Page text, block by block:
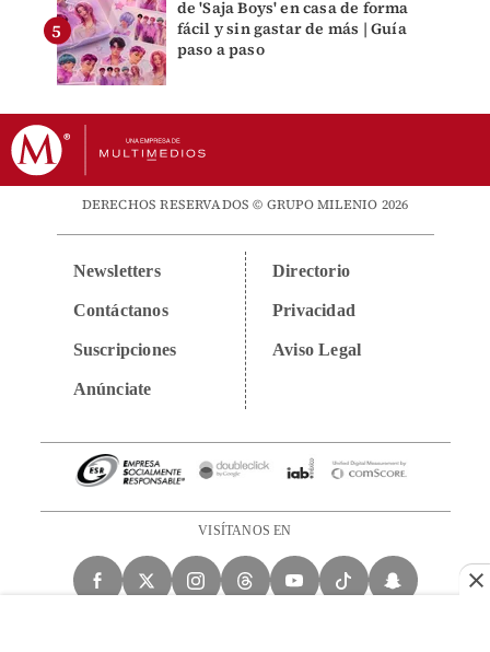
de 'Saja Boys' en casa de forma
fácil y sin gastar de más | Guía
paso a paso
DERECHOS RESERVADOS © GRUPO MILENIO 2026
Newsletters
Contáctanos
Suscripciones
Anúnciate
Directorio
Privacidad
Aviso Legal
VISÍTANOS EN